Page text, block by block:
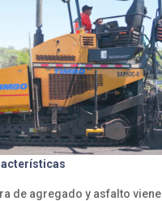
de agregado y asfalto viene